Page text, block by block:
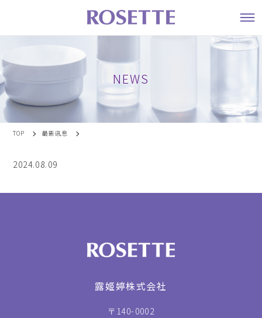
NEWS
TOP 最新讯息
2024.08.09
露姬婷株式会社
〒140-0002